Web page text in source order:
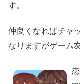
す。
仲良くなればチャ
なりますがゲーム